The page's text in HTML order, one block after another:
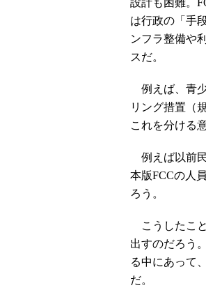
設計も困難。
は行政の「手
ンフラ整備や
スだ。
例えば、青
リング措置（
これを分ける
例えば以前
本版FCCの人
ろう。
こうしたこ
出すのだろう
る中にあって
だ。